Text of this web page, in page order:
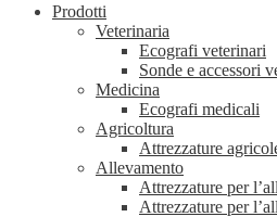
Prodotti
Veterinaria
Ecografi veterinari
Sonde e accessori
Medicina
Ecografi medicali
Agricoltura
Attrezzature
Allevamento
Attrezzature per
Attrezzature per